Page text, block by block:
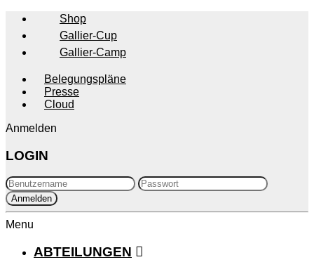
Shop
Gallier-Cup
Gallier-Camp
Belegungspläne
Presse
Cloud
Anmelden
LOGIN
Menu
ABTEILUNGEN